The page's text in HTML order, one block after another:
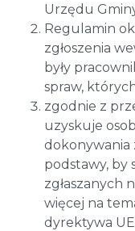
Urzędu
Regulamin
zgłoszenia
były
spraw,
zgodnie z
uzyskuje
dokonywania
podstawy, by
zgłaszanych
więcej na
dyrektywa UE